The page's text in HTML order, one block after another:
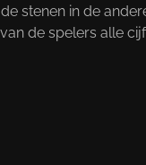
stenen in de
de spelers alle